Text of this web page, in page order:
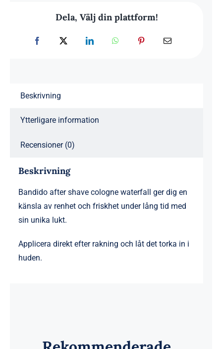
Dela, Välj din plattform!
Beskrivning
Ytterligare information
Recensioner (0)
Beskrivning
Bandido after shave cologne waterfall ger dig en
känsla av renhet och friskhet under lång tid med
sin unika lukt.
Applicera direkt efter rakning och låt det torka in i
huden.